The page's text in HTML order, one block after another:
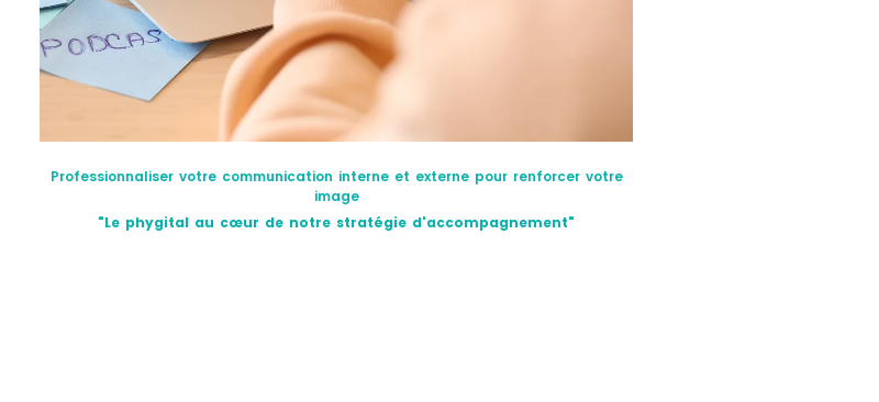
Professionnaliser votre communication interne et externe pour renforcer votre
image
"Le phygital au cœur de notre stratégie d'accompagnement"